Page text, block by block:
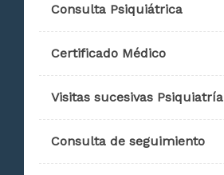
Consulta Psiquiátrica
Certificado Médico
Visitas sucesivas Psiquiatría
Consulta de seguimiento